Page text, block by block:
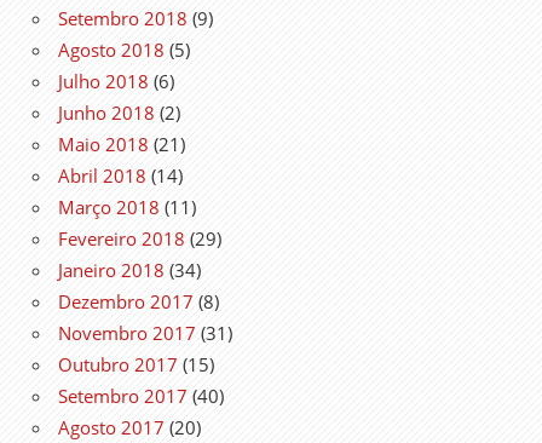
Setembro 2018 (9)
Agosto 2018 (5)
Julho 2018 (6)
Junho 2018 (2)
Maio 2018 (21)
Abril 2018 (14)
Março 2018 (11)
Fevereiro 2018 (29)
Janeiro 2018 (34)
Dezembro 2017 (8)
Novembro 2017 (31)
Outubro 2017 (15)
Setembro 2017 (40)
Agosto 2017 (20)